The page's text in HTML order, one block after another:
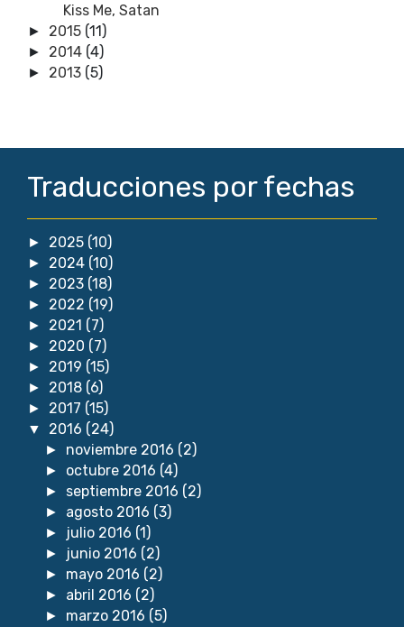
Kiss Me, Satan
► 2015 (11)
► 2014 (4)
► 2013 (5)
Traducciones por fechas
► 2025 (10)
► 2024 (10)
► 2023 (18)
► 2022 (19)
► 2021 (7)
► 2020 (7)
► 2019 (15)
► 2018 (6)
► 2017 (15)
▼ 2016 (24)
► noviembre 2016 (2)
► octubre 2016 (4)
► septiembre 2016 (2)
► agosto 2016 (3)
► julio 2016 (1)
► junio 2016 (2)
► mayo 2016 (2)
► abril 2016 (2)
► marzo 2016 (5)